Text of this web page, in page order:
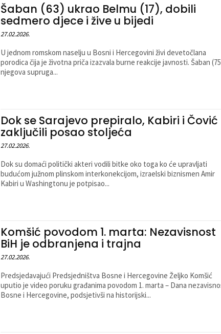
Šaban (63) ukrao Belmu (17), dobili
sedmero djece i žive u bijedi
27.02.2026.
U jednom romskom naselju u Bosni i Hercegovini živi devetočlana
porodica čija je životna priča izazvala burne reakcije javnosti. Šaban
njegova supruga...
Dok se Sarajevo prepiralo, Kabiri i Čović
zaključili posao stoljeća
27.02.2026.
Dok su domaći politički akteri vodili bitke oko toga ko će upravljati
budućom južnom plinskom interkonekcijom, izraelski biznismen Amir
Kabiri u Washingtonu je potpisao...
Komšić povodom 1. marta: Nezavisnost
BiH je odbranjena i trajna
27.02.2026.
Predsjedavajući Predsjedništva Bosne i Hercegovine Željko Komšić
uputio je video poruku građanima povodom 1. marta – Dana
Bosne i Hercegovine, podsjetivši na historijski...